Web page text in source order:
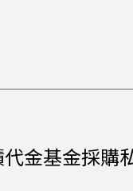
金基金採購